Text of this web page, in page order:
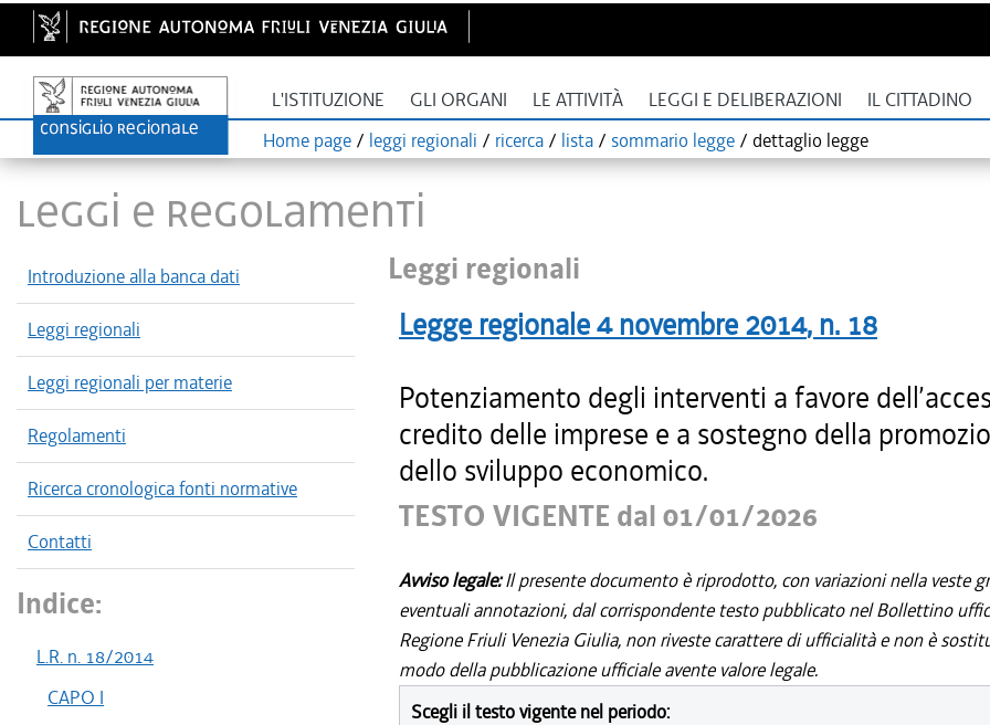
L'ISTITUZIONE GLI ORGANI LE ATTIVITÀ LEGGI E DELIBERAZIONI IL CITTADINO
Home page / leggi regionali / ricerca / lista / sommario legge / dettaglio legge
LEGGI E REGOLAMENTI
Introduzione alla banca dati
Leggi regionali
Leggi regionali per materie
Regolamenti
Ricerca cronologica fonti normative
Contatti
Indice:
L.R. n. 18/2014
CAPO I
Leggi regionali
Legge regionale4 novembre 2014, n. 18
Potenziamento degli interventi a favore
credito delle imprese e a sostegno della
dello sviluppo economico.
TESTO VIGENTE dal 01/01/2026
Avviso legale:Il presente documento è riprodotto, con variazioni nella veste
eventuali annotazioni, dal corrispondente testo pubblicato nel Bollettino
Regione Friuli Venezia Giulia, non riveste carattere di ufficialità e non è
modo della pubblicazione ufficiale avente valore legale.
Scegli il testo vigente nel periodo: